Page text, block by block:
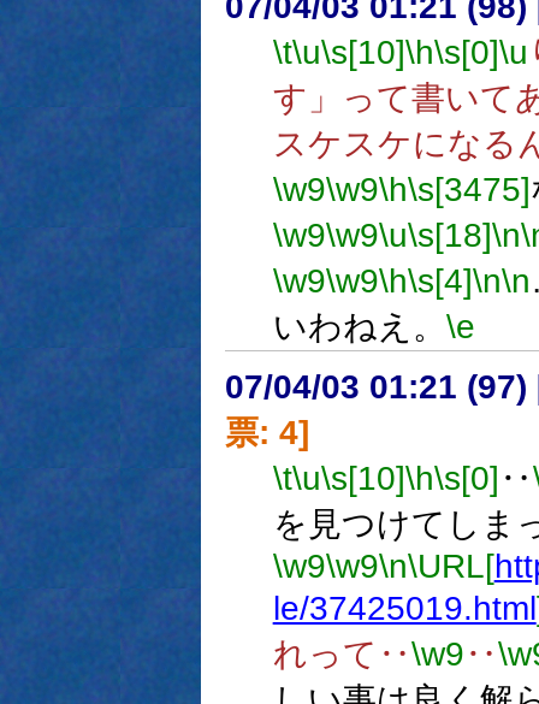
\t\u\s[10]\h\s[0]\u
す」って書いて
スケスケになる
\w9\w9\h\s[3475]
\w9\w9\u\s[18]\n
\w9\w9\h\s[4]\n\n
いわねえ。 \e
07/04/03 01:21 (97)
票: 4]
\t\u\s[10]\h\s[0] ‥
を見つけてしま
\w9\w9\n\URL[
le/37425019.html
れって‥\w9‥